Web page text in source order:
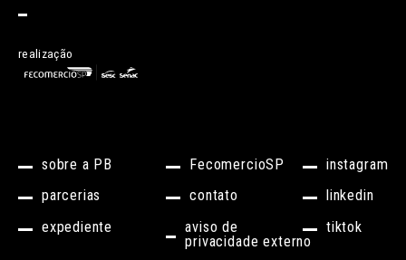
sobre a PB
parcerias
expediente
FecomercioSP
contato
aviso de
privacidade externo
instagram
linkedin
tiktok
realização